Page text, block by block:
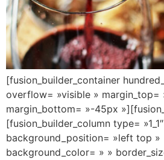
[fusion_builder_container
overflow= »visible » margin_top=
margin_bottom= »-45px
[fusion_builder_column type= »1_1″
background_position= »left top »
background_color= » »